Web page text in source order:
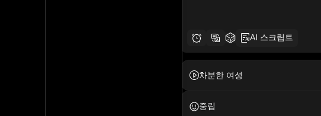
AI 스크립트
차분한 여성
중립